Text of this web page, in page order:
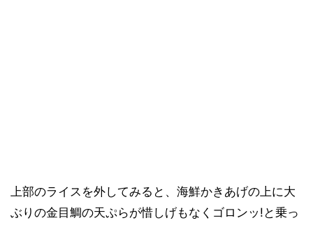
上部のライスを外してみると、海鮮かきあげの上に大
ぶりの金目鯛の天ぷらが惜しげもなくゴロンッ!と乗っ